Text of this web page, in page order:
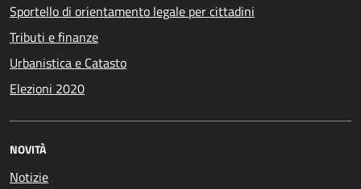
Sportello di orientamento legale per cittadini
Tributi e finanze
Urbanistica e Catasto
Elezioni 2020
NOVITÀ
Notizie